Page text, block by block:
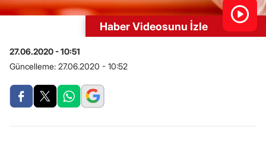
Haber Videosunu İzle
27.06.2020 - 10:51
Güncelleme: 27.06.2020 - 10:52